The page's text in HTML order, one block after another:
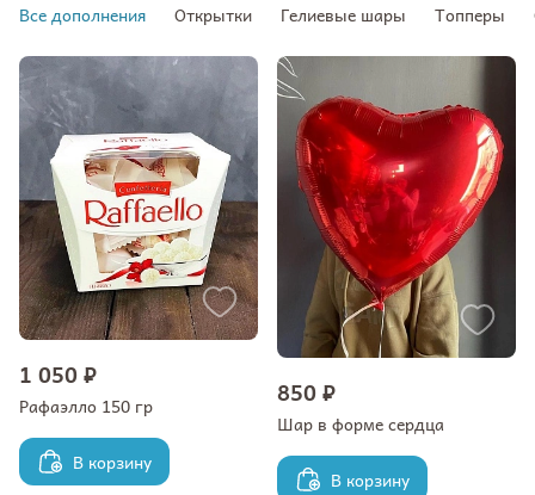
Все дополнения Открытки Гелиевые шары Топперы
1 050 ₽
Рафаэлло 150 гр
В корзину
850 ₽
Шар в форме сердца
В корзину